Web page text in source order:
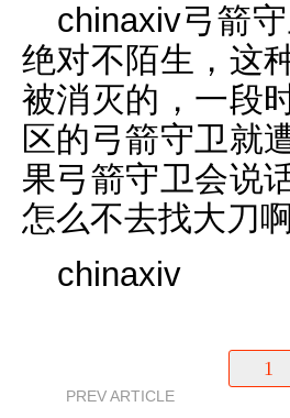
chinaxiv弓箭
绝对不陌生，这
被消灭的，一段
区的弓箭守卫就
果弓箭守卫会说
怎么不去找大刀
chinaxiv
1
PREV ARTICLE